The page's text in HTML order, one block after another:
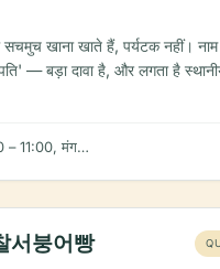
सचमुच खाना खाते हैं, पर्यटक नहीं।
— बड़ा दावा है, और लगता है
– 11:00, मंगलवार: शाम 4:00 –
서붕어빵